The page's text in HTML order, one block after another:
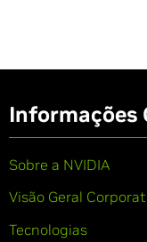
Informações
Sobre a NVIDIA
Visão Geral
Tecnologias